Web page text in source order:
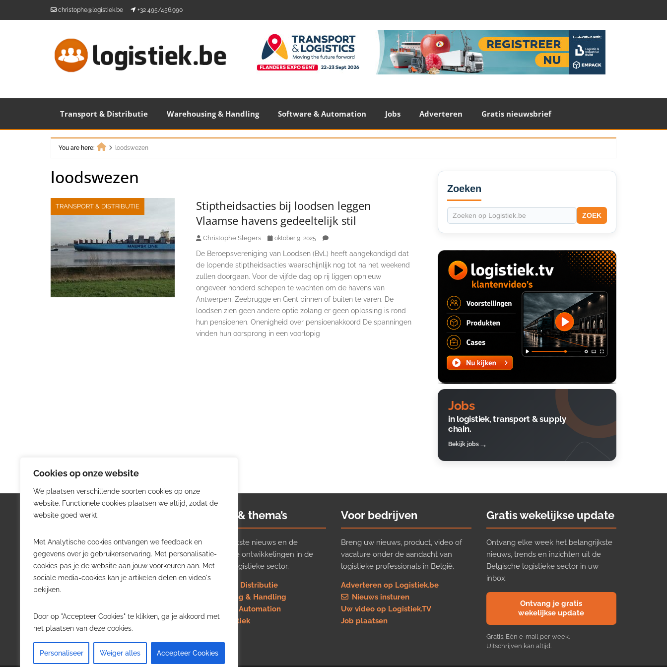
Cookies op onze website
We plaatsen verschillende soorten cookies op onze
website. Functionele cookies plaatsen we altijd, zodat de
website goed werkt.
Met Analytische cookies ontvangen we feedback en
gegevens over je gebruikerservaring. Met personalisatie-
cookies pas je de website aan jouw voorkeuren aan. Met
sociale media-cookies kan je artikelen delen en video's
bekijken.
Door op "Accepteer Cookies" te klikken, ga je akkoord met
het plaatsen van deze cookies.
Personaliseer Weiger alles Accepteer Cookies
christophe@logistiek.be +32 495/456.990
Transport & Distributie Warehousing & Handling Software & Automation Jobs Adverteren Gratis nieuwsbrief
You are here:
loodswezen
loodswezen
TRANSPORT & DISTRIBUTIE
Stiptheidsacties bij loodsen leggen
Vlaamse havens gedeeltelijk stil
Christophe Slegers oktober 9, 2025
De Beroepsvereniging van Loodsen (BvL) heeft aangekondigd dat
de lopende stiptheidsacties waarschijnlijk nog tot na het weekend
zullen doorgaan. Voor de vijfde dag op rij liggen opnieuw
ongeveer honderd schepen te wachten om de havens van
Antwerpen, Zeebrugge en Gent binnen of buiten te varen. De
loodsen zien geen andere optie zolang er geen oplossing is rond
hun pensioenen. Onenigheid over pensioenakkoord De spanningen
vinden hun oorsprong in een voorlopig
Secondary
Sidebar
Zoeken
ZOEK
Jobs
in logistiek, transport & supply
chain.
Bekijk jobs
Logistiek.be
Logistiek.be brengt dagelijks nieuws,
trends en praktijkverhalen over
transport, warehousing, supply chain
en automatisering in België.
willen volgen.
Nieuws & thema’s
Volg het laatste nieuws en de
belangrijkste ontwikkelingen in de
Belgische logistieke sector.
Transport & Distributie
Warehousing & Handling
Software & Automation
Job in logistiek
Voor bedrijven
Breng uw nieuws, product, video of
vacature onder de aandacht van
logistieke professionals in België.
Adverteren op Logistiek.be
Nieuws insturen
Uw video op Logistiek.TV
Job plaatsen
Gratis wekelijkse update
Ontvang elke week het belangrijkste
nieuws, trends en inzichten uit de
Belgische logistieke sector in uw
inbox.
Ontvang je gratis
wekelijkse update
Gratis. Eén e-mail per week.
Uitschrijven kan altijd.